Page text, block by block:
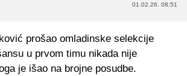
01.02.26. 08:51
prošao omladinske selekcije
u prvom timu nikada nije
je išao na brojne posudbe.